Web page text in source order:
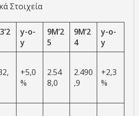
Στοιχεία
3’2
y-o-
y
9M’2
5
9M’2
4
y-o-
y
+5,0
%
2.54
8,0
2.490
,9
+2,3
%